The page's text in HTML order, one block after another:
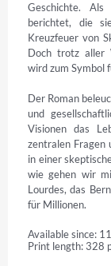
Geschichte.
berichtet, die
Kreuzfeuer von
Doch trotz aller
wird zum Symbol
Der Roman
und
Visionen das
zentralen Fragen
in einer
wie gehen wir
Lourdes, das
für Millionen.
Available since:
Print length: 328